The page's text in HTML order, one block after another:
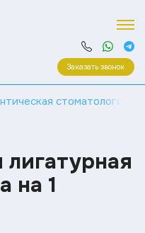
Заказать звонок
стоматология
на 1